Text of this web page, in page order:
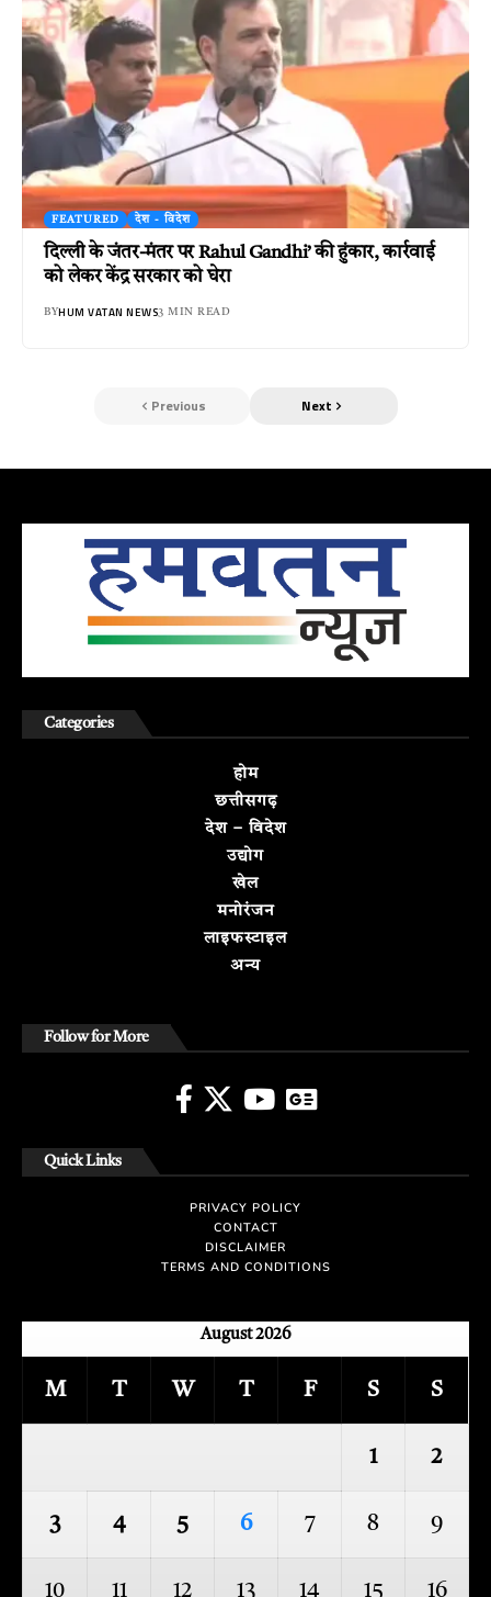
FEATURED देश - विदेश
दिल्ली के जंतर-मंतर पर Rahul Gandhi’ की हुंकार, कार्रवाई
को लेकर केंद्र सरकार को घेरा
BYHUM VATAN NEWS3 MIN READ
Previous Next
Categories
होम
छत्तीसगढ़
देश – विदेश
उद्योग
खेल
मनोरंजन
लाइफस्टाइल
अन्य
Follow for More
Quick Links
PRIVACY POLICY
CONTACT
DISCLAIMER
TERMS AND CONDITIONS
August 2026
M T W T F S S
1 2
3 4 5 6 7 8 9
10 11 12 13 14 15 16